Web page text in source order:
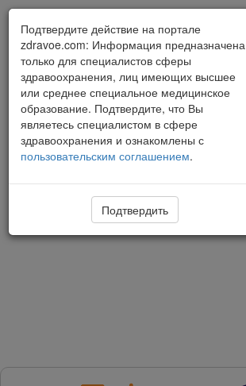
Подтвердите действие на портале
zdravoe.com: Информация предназначена
только для специалистов сферы
здравоохранения, лиц имеющих высшее
или среднее специальное медицинское
образование. Подтвердите, что Вы
являетесь специалистом в сфере
здравоохранения и ознакомлены с
пользовательским соглашением.
Подтвердить